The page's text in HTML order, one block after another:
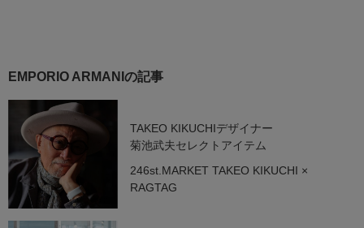
EMPORIO ARMANIの記事
TAKEO KIKUCHIデザイナー
菊池武夫セレクトアイテム
246st.MARKET TAKEO KIKUCHI ×
RAGTAG